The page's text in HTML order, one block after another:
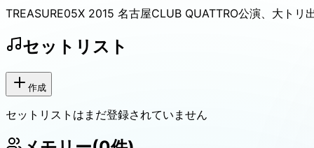
TREASURE05X 2015 名古屋CLUB QUATTRO公演、大トリ
セットリスト
作成
セットリストはまだ登録されていません